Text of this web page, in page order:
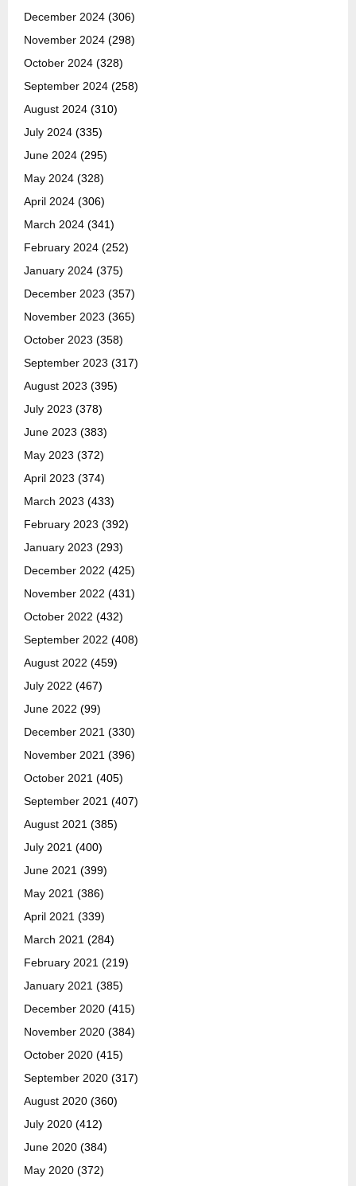
December 2024 (306)
November 2024 (298)
October 2024 (328)
September 2024 (258)
August 2024 (310)
July 2024 (335)
June 2024 (295)
May 2024 (328)
April 2024 (306)
March 2024 (341)
February 2024 (252)
January 2024 (375)
December 2023 (357)
November 2023 (365)
October 2023 (358)
September 2023 (317)
August 2023 (395)
July 2023 (378)
June 2023 (383)
May 2023 (372)
April 2023 (374)
March 2023 (433)
February 2023 (392)
January 2023 (293)
December 2022 (425)
November 2022 (431)
October 2022 (432)
September 2022 (408)
August 2022 (459)
July 2022 (467)
June 2022 (99)
December 2021 (330)
November 2021 (396)
October 2021 (405)
September 2021 (407)
August 2021 (385)
July 2021 (400)
June 2021 (399)
May 2021 (386)
April 2021 (339)
March 2021 (284)
February 2021 (219)
January 2021 (385)
December 2020 (415)
November 2020 (384)
October 2020 (415)
September 2020 (317)
August 2020 (360)
July 2020 (412)
June 2020 (384)
May 2020 (372)